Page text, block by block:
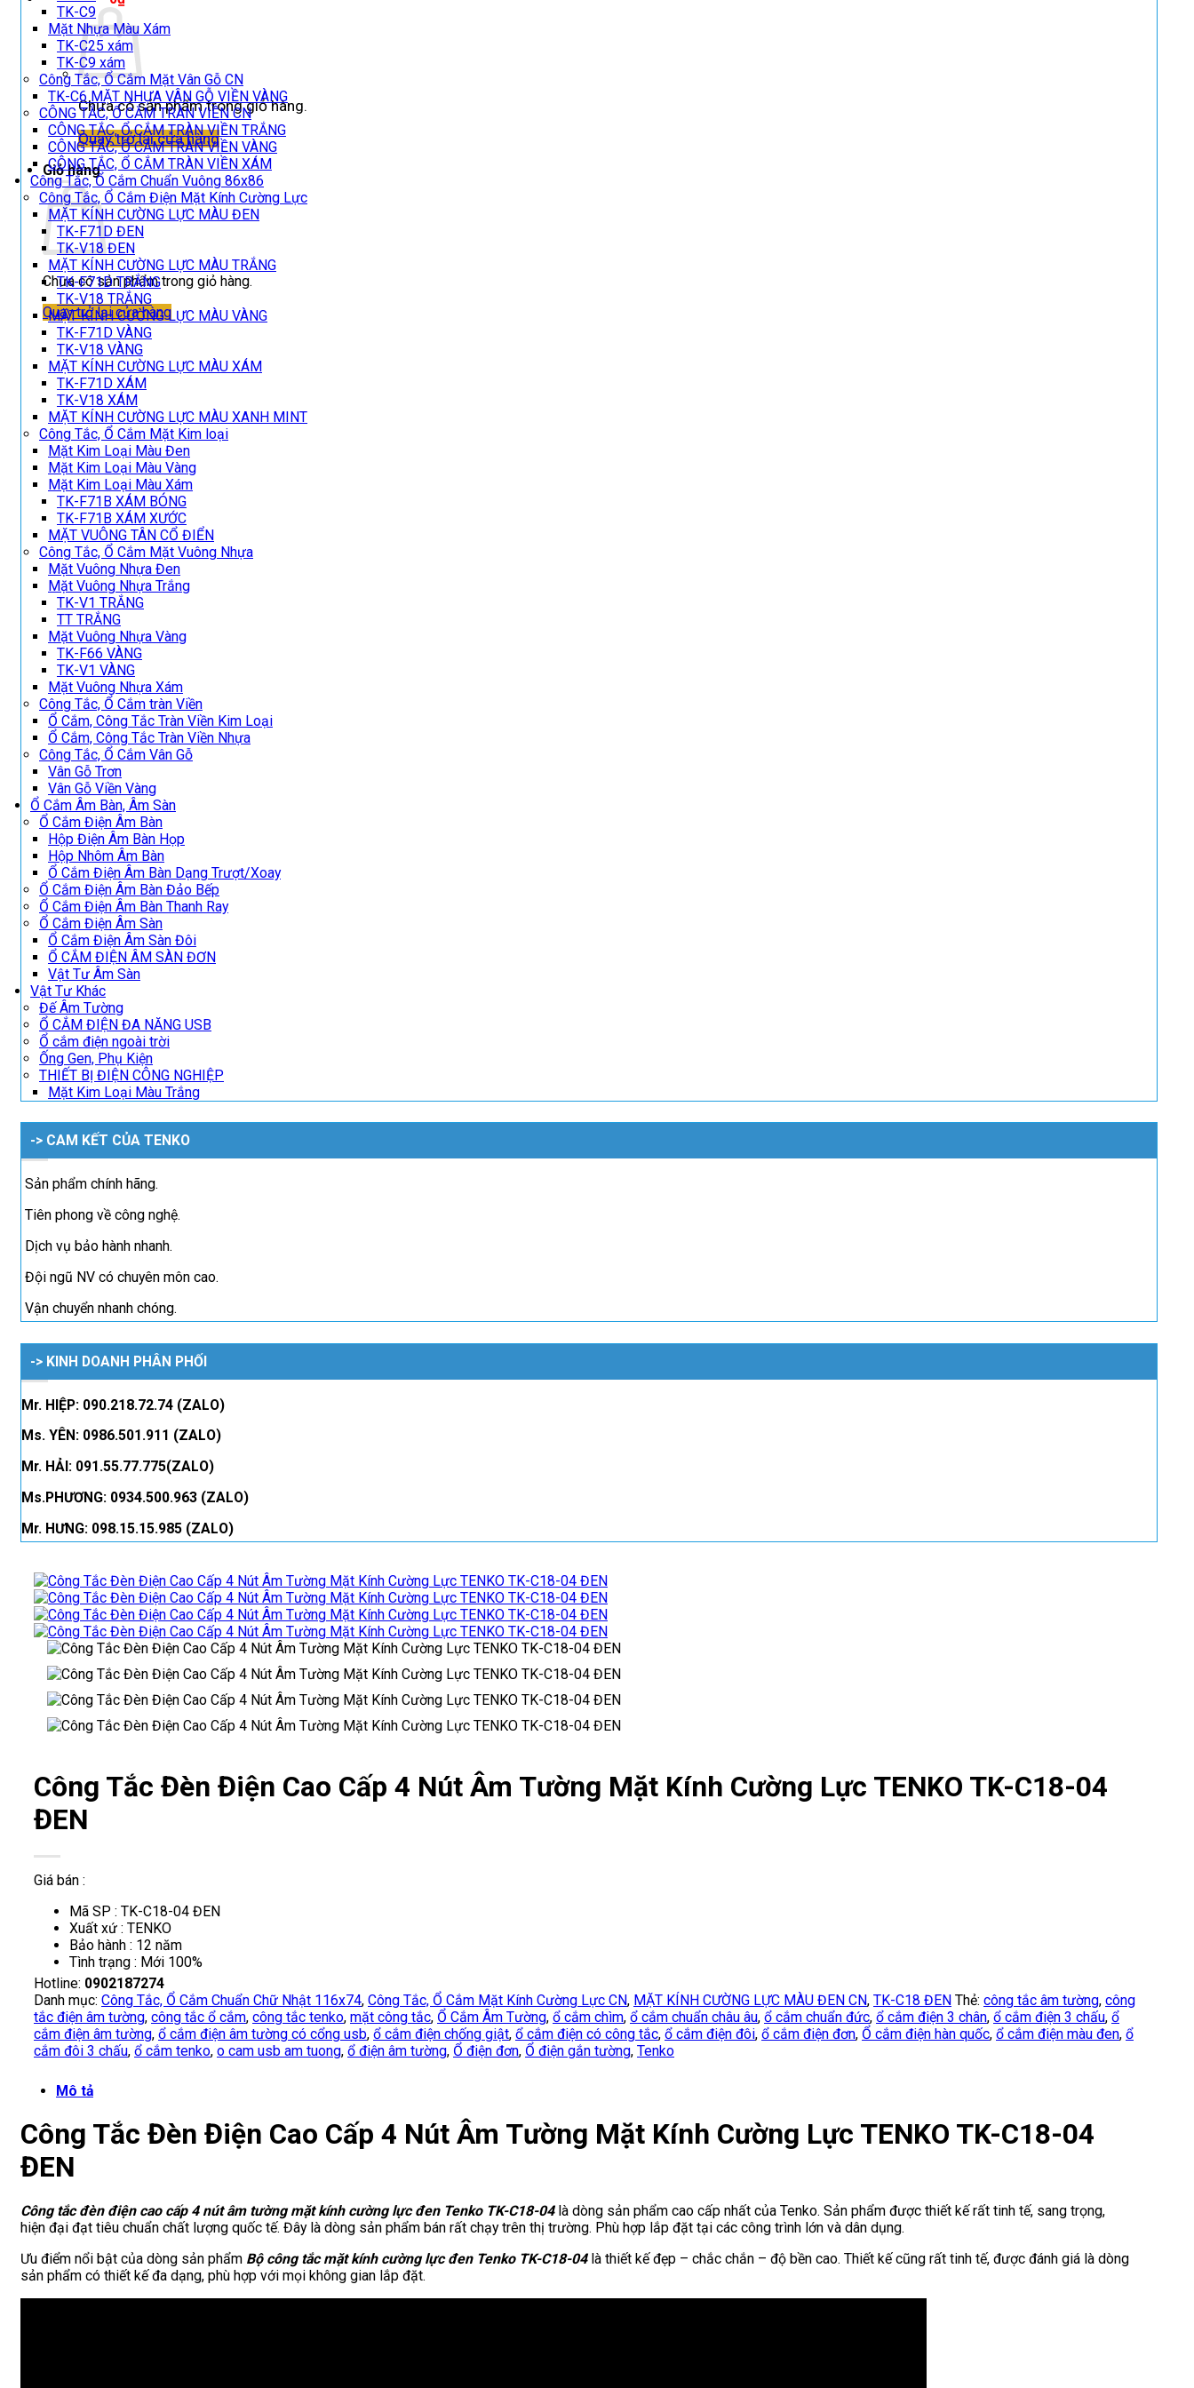
Chưa có sản phẩm trong giỏ hàng.
Quay trở lại cửa hàng
Giỏ hàng
Chưa có sản phẩm trong giỏ hàng.
Quay trở lại cửa hàng
TK-C9
Mặt Nhựa Màu Xám
TK-C25 xám
TK-C9 xám
Công Tắc, Ổ Cắm Mặt Vân Gỗ CN
TK-C6 MẶT NHỰA VÂN GỖ VIỀN VÀNG
CÔNG TẮC, Ổ CẮM TRÀN VIỀN CN
CÔNG TẮC, Ổ CẮM TRÀN VIỀN TRẮNG
CÔNG TẮC, Ổ CẮM TRÀN VIỀN VÀNG
CÔNG TẮC, Ổ CẮM TRÀN VIỀN XÁM
Công Tắc, Ổ Cắm Chuẩn Vuông 86x86
Công Tắc, Ổ Cắm Điện Mặt Kính Cường Lực
MẶT KÍNH CƯỜNG LỰC MÀU ĐEN
TK-F71D ĐEN
TK-V18 ĐEN
MẶT KÍNH CƯỜNG LỰC MÀU TRẮNG
TK-F71D TRẮNG
TK-V18 TRẮNG
MẶT KÍNH CƯỜNG LỰC MÀU VÀNG
TK-F71D VÀNG
TK-V18 VÀNG
MẶT KÍNH CƯỜNG LỰC MÀU XÁM
TK-F71D XÁM
TK-V18 XÁM
MẶT KÍNH CƯỜNG LỰC MÀU XANH MINT
Công Tắc, Ổ Cắm Mặt Kim loại
Mặt Kim Loại Màu Đen
Mặt Kim Loại Màu Vàng
Mặt Kim Loại Màu Xám
TK-F71B XÁM BÓNG
TK-F71B XÁM XƯỚC
MẶT VUÔNG TÂN CỔ ĐIỂN
Công Tắc, Ổ Cắm Mặt Vuông Nhựa
Mặt Vuông Nhựa Đen
Mặt Vuông Nhựa Trắng
TK-V1 TRẮNG
TT TRẮNG
Mặt Vuông Nhựa Vàng
TK-F66 VÀNG
TK-V1 VÀNG
Mặt Vuông Nhựa Xám
Công Tắc, Ổ Cắm tràn Viền
Ổ Cắm, Công Tắc Tràn Viền Kim Loại
Ổ Cắm, Công Tắc Tràn Viền Nhựa
Công Tắc, Ổ Cắm Vân Gỗ
Vân Gỗ Trơn
Vân Gỗ Viền Vàng
Ổ Cắm Âm Bàn, Âm Sàn
Ổ Cắm Điện Âm Bàn
Hộp Điện Âm Bàn Họp
Hộp Nhôm Âm Bàn
Ổ Cắm Điện Âm Bàn Dạng Trượt/Xoay
Ổ Cắm Điện Âm Bàn Đảo Bếp
Ổ Cắm Điện Âm Bàn Thanh Ray
Ổ Cắm Điện Âm Sàn
Ổ Cắm Điện Âm Sàn Đôi
Ổ CẮM ĐIỆN ÂM SÀN ĐƠN
Vật Tư Âm Sàn
Vật Tư Khác
Đế Âm Tường
Ổ CẮM ĐIỆN ĐA NĂNG USB
Ổ cắm điện ngoài trời
Ống Gen, Phụ Kiện
THIẾT BỊ ĐIỆN CÔNG NGHIỆP
Mặt Kim Loại Màu Trắng
-> CAM KẾT CỦA TENKO
Sản phẩm chính hãng.
Tiên phong về công nghệ.
Dịch vụ bảo hành nhanh.
Đội ngũ NV có chuyên môn cao.
Vận chuyển nhanh chóng.
-> KINH DOANH PHÂN PHỐI
Mr. HIỆP: 090.218.72.74 (ZALO)
Ms. YÊN: 0986.501.911 (ZALO)
Mr. HẢI: 091.55.77.775(ZALO)
Ms.PHƯƠNG: 0934.500.963 (ZALO)
Mr. HƯNG: 098.15.15.985 (ZALO)
Công Tắc Đèn Điện Cao Cấp 4 Nút Âm Tường Mặt Kính Cường Lực TENKO TK-C18-04
ĐEN
Giá bán :
Mã SP : TK-C18-04 ĐEN
Xuất xứ : TENKO
Bảo hành : 12 năm
Tình trạng : Mới 100%
Hotline: 0902187274
Danh mục: Công Tắc, Ổ Cắm Chuẩn Chữ Nhật 116x74, Công Tắc, Ổ Cắm Mặt Kính Cường Lực CN, MẶT KÍNH CƯỜNG LỰC MÀU ĐEN CN, TK-C18 ĐEN Thẻ: công tắc âm tường, công
tắc điện âm tường, công tắc ổ cắm, công tắc tenko, mặt công tắc, Ổ Cắm Âm Tường, ổ cắm chìm, ổ cắm chuẩn châu âu, ổ cắm chuẩn đức, ổ cắm điện 3 chân, ổ cắm điện 3 chấu, ổ
cắm điện âm tường, ổ cắm điện âm tường có cổng usb, ổ cắm điện chống giật, ổ cắm điện có công tắc, ổ cắm điện đôi, ổ cắm điện đơn, Ổ cắm điện hàn quốc, ổ cắm điện màu đen, ổ
cắm đôi 3 chấu, ổ cắm tenko, o cam usb am tuong, ổ điện âm tường, Ổ điện đơn, Ổ điện gắn tường, Tenko
Mô tả
Công Tắc Đèn Điện Cao Cấp 4 Nút Âm Tường Mặt Kính Cường Lực TENKO TK-C18-04
ĐEN
Công tắc đèn điện cao cấp 4 nút âm tường mặt kính cường lực đen Tenko TK-C18-04là dòng sản phẩm cao cấp nhất của Tenko. Sản phẩm được thiết kế rất tinh tế, sang trọng,
hiện đại đạt tiêu chuẩn chất lượng quốc tế. Đây là dòng sản phẩm bán rất chạy trên thị trường. Phù hợp lắp đặt tại các công trình lớn và dân dụng.
Ưu điểm nổi bật của dòng sản phẩm Bộ công tắc mặt kính cường lực đen Tenko TK-C18-04là thiết kế đẹp – chắc chắn – độ bền cao. Thiết kế cũng rất tinh tế, được đánh giá là dòng
sản phẩm có thiết kế đa dạng, phù hợp với mọi không gian lắp đặt.